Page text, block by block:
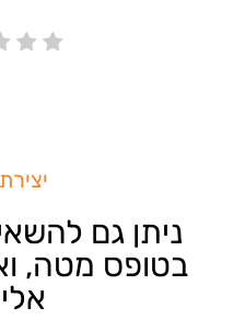
ניתן גם
בטופס מטה,